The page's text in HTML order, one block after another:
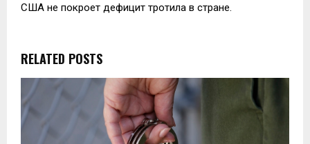
США не покроет дефицит тротила в стране.
RELATED POSTS